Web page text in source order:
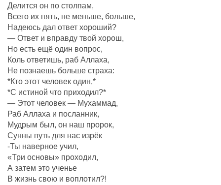
Делится он по столпам,
Всего их пять, не меньше, больше,
Надеюсь дал ответ хороший?
— Ответ и вправду твой хорош,
Но есть ещё один вопрос,
Коль ответишь, раб Аллаха,
Не познаешь больше страха:
*Кто этот человек один,*
*С истиной что приходил?*
— Этот человек — Мухаммад,
Раб Аллаха и посланник,
Мудрым был, он наш пророк,
Сунны путь для нас изрёк
-Ты наверное учил,
«Три основы» проходил,
А затем это ученье
В жизнь свою и воплотил?!